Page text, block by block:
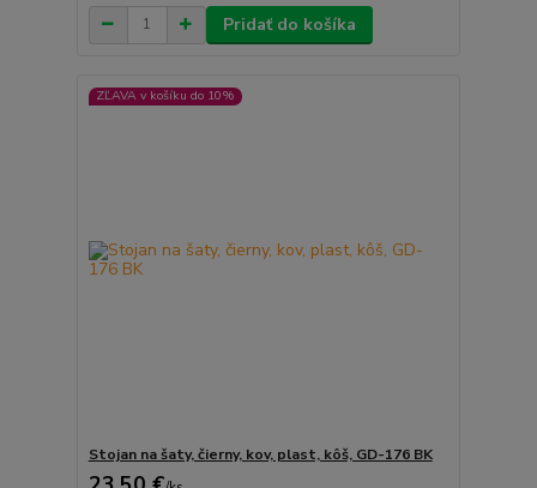
Pridať do košíka
ZĽAVA v košíku do 10%
Stojan na šaty, čierny, kov, plast, kôš, GD-176 BK